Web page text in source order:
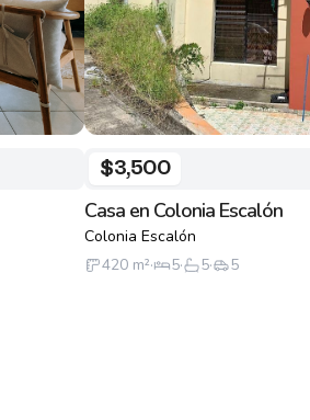
$3,500
Casa en Colonia Escalón
Colonia Escalón
420 m²· 5· 5· 5